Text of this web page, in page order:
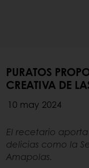
PURATOS
CREATIVA DE
10 may 2024
El recetario
delicias como la
Amapolas.